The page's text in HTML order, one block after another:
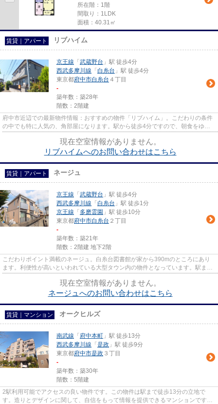
所在階：1階
間取り：1LDK
面積：40.31㎡
賃貸｜アパート リブハイム
京王線 「 武蔵野台 」駅 徒歩4分
西武多摩川線 「 白糸台 」駅 徒歩4分
東京都府中市白糸台 ４丁目
-
築年数：築28年
階数：2階建
府中市近辺での最新物件情報：おすすめの物件「リブハイム」。こだわりの条件
の中でも特に人気の、角部屋になります。駅から徒歩4分ですので、朝食をゆっ
現在空室情報がありません。
リブハイムへのお問い合わせはこちら
賃貸｜アパート ネージュ
京王線 「 武蔵野台 」駅 徒歩4分
西武多摩川線 「 白糸台 」駅 徒歩1分
京王線 「 多磨霊園 」駅 徒歩10分
東京都府中市白糸台 ２丁目
-
築年数：築21年
階数：2階建 地下2階
こだわりポイント満載のネージュ。白糸台図書館が家から390mのところにあり
ます。利便性が高いといわれている大型タウン内の物件となっています。駅まで
現在空室情報がありません。
ネージュへのお問い合わせはこちら
賃貸｜マンション オークヒルズ
南武線 「 府中本町 」駅 徒歩13分
西武多摩川線 「 是政 」駅 徒歩9分
東京都府中市是政 ３丁目
-
築年数：築30年
階数：5階建
2駅利用可能でアクセスの良い物件です。この物件は駅まで徒歩13分の立地で
す。造りとデザインに関して、自信をもって情報を提供できるマンションです。